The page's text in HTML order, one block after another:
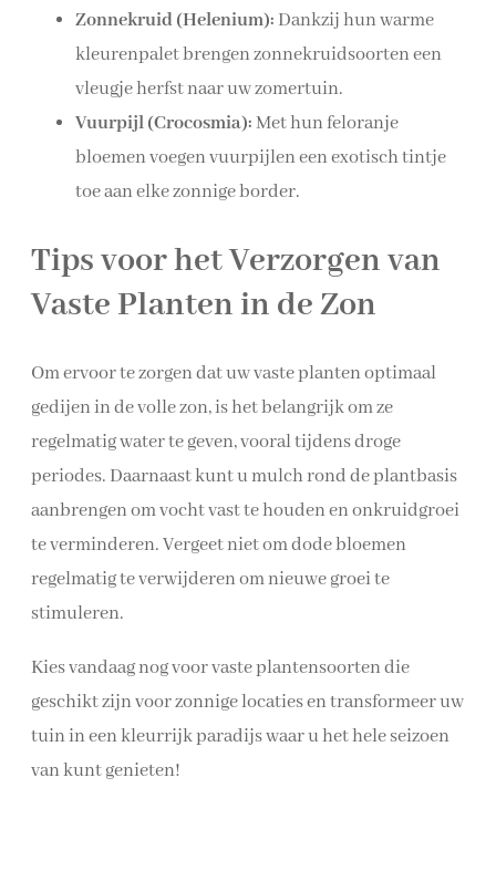
Zonnekruid (Helenium): Dankzij hun warme
kleurenpalet brengen zonnekruidsoorten een
vleugje herfst naar uw zomertuin.
Vuurpijl (Crocosmia):Met hun feloranje
bloemen voegen vuurpijlen een exotisch tintje
toe aan elke zonnige border.
Tips voor het Verzorgen van
Vaste Planten in de Zon
Om ervoor te zorgen dat uw vaste planten optimaal
gedijen in de volle zon, is het belangrijk om ze
regelmatig water te geven, vooral tijdens droge
periodes. Daarnaast kunt u mulch rond de plantbasis
aanbrengen om vocht vast te houden en onkruidgroei
te verminderen. Vergeet niet om dode bloemen
regelmatig te verwijderen om nieuwe groei te
stimuleren.
Kies vandaag nog voor vaste plantensoorten die
geschikt zijn voor zonnige locaties en transformeer uw
tuin in een kleurrijk paradijs waar u het hele seizoen
van kunt genieten!